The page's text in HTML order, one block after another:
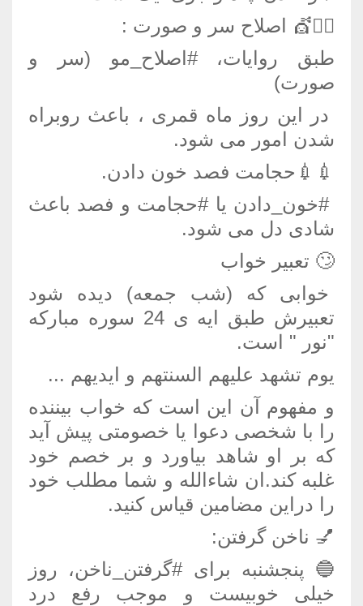
💇‍♂💇 اصلاح سر و صورت :
طبق روایات، #اصلاح_مو (سر و
صورت)
در این روز ماه قمری ، باعث روبراه
شدن امور می شود.
💉💉حجامت فصد خون دادن.
#خون_دادن یا #حجامت و فصد باعث
شادی دل می شود.
🙄 تعبیر خواب
خوابی که (شب جمعه) دیده شود
تعبیرش طبق ایه ی 24 سوره مبارکه
"نور " است.
یوم تشهد علیهم السنتهم و ایدیهم ...
و مفهوم آن این است که خواب بیننده
را با شخصی دعوا یا خصومتی پیش آید
که بر او شاهد بیاورد و بر خصم خود
غلبه کند.ان شاءالله و شما مطلب خود
را دراین مضامین قیاس کنید.
💅 ناخن گرفتن:
🔵 پنجشنبه برای #گرفتن_ناخن، روز
خیلی خوبیست و موجب رفع درد